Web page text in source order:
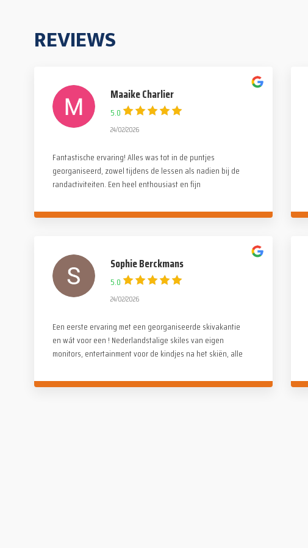
REVIEWS
Maaike Charlier
5.0
24/02/2026
Fantastische ervaring! Alles was tot in de puntjes
georganiseerd, zowel tijdens de lessen als nadien bij de
randactiviteiten. Een heel enthousiast en fijn
sfeer onder de deelnemers. Een dikke dankjewel voor
Sophie Berckmans
5.0
24/02/2026
Een eerste ervaring met een georganiseerde skivakantie
en wát voor een ! Nederlandstalige skiles van eigen
monitors, entertainment voor de kindjes na het skiën, alle
organisatie. Wij hebben genoten !